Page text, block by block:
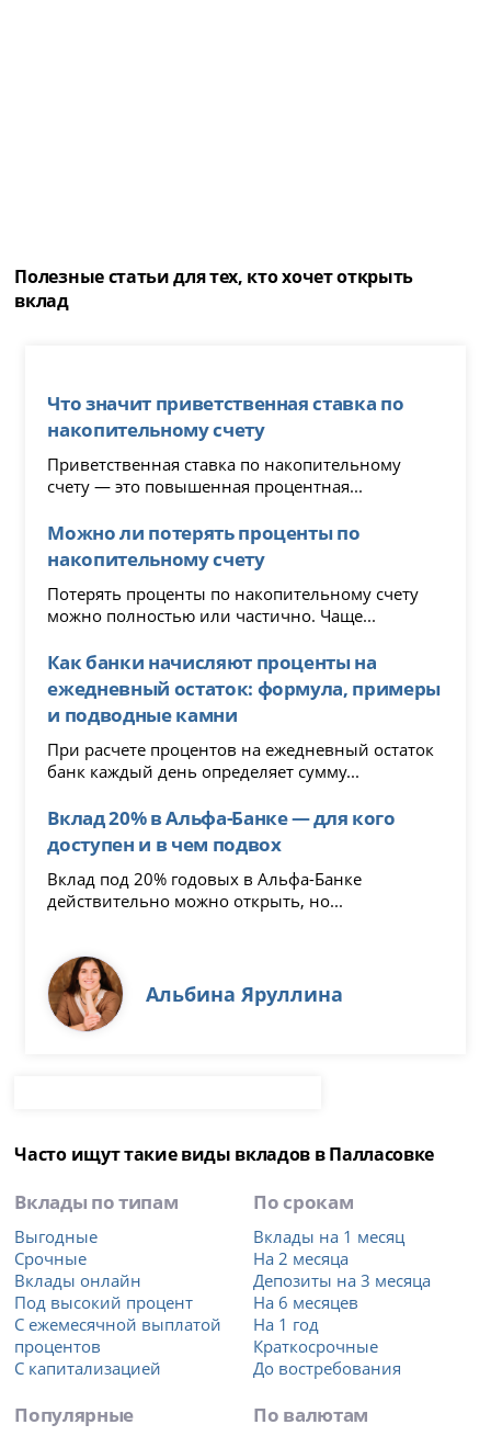
Полезные статьи для тех, кто хочет открыть
вклад
Что значит приветственная ставка по
накопительному счету
Приветственная ставка по накопительному
счету — это повышенная процентная...
Можно ли потерять проценты по
накопительному счету
Потерять проценты по накопительному счету
можно полностью или частично. Чаще...
Как банки начисляют проценты на
ежедневный остаток: формула, примеры
и подводные камни
При расчете процентов на ежедневный остаток
банк каждый день определяет сумму...
Вклад 20% в Альфа-Банке — для кого
доступен и в чем подвох
Вклад под 20% годовых в Альфа-Банке
действительно можно открыть, но...
Альбина Яруллина
Часто ищут такие виды вкладов в Палласовке
Вклады по типам
Выгодные
Срочные
Вклады онлайн
Под высокий процент
С ежемесячной выплатой
процентов
С капитализацией
Популярные
По срокам
Вклады на 1 месяц
На 2 месяца
Депозиты на 3 месяца
На 6 месяцев
На 1 год
Краткосрочные
До востребования
По валютам